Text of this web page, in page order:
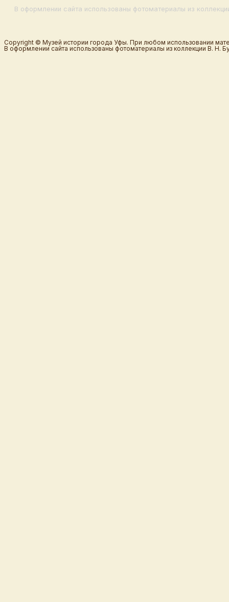
В оформлении сайта использованы фотоматериалы из
Copyright © Музей истории города Уфы. При любом использовании
В оформлении сайта использованы фотоматериалы из коллекции В. Н.